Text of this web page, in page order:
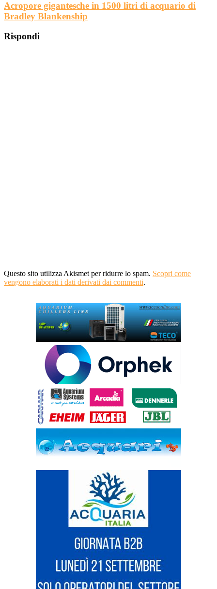
Acropore gigantesche in 1500 litri di acquario di
Bradley Blankenship
Rispondi
Questo sito utilizza Akismet per ridurre lo spam. Scopri come
vengono elaborati i dati derivati dai commenti.